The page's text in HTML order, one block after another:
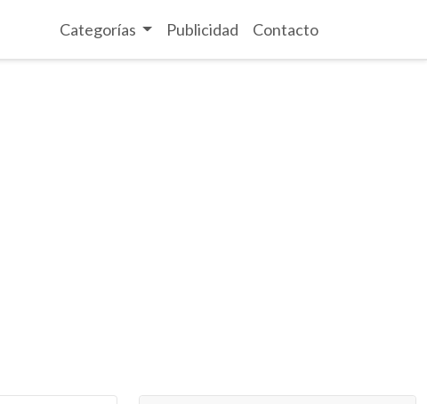
Categorías Publicidad Contacto